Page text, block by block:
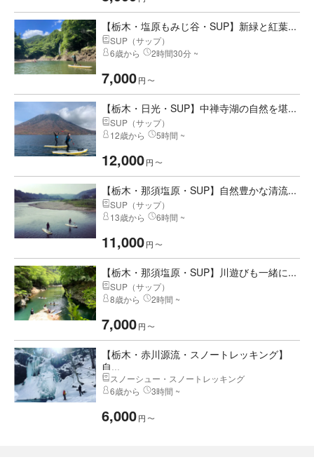
【栃木・塩原もみじ谷・SUP】新緑と紅葉...
SUP（サップ）
6歳から
2時間30分 ~
7,000円 〜
【栃木・日光・SUP】中禅寺湖の自然を堪...
SUP（サップ）
12歳から
5時間 ~
12,000円 〜
【栃木・那須塩原・SUP】自然豊かな清流...
SUP（サップ）
13歳から
6時間 ~
11,000円 〜
【栃木・那須塩原・SUP】川遊びも一緒に...
SUP（サップ）
8歳から
2時間 ~
7,000円 〜
【栃木・赤川源流・スノートレッキング】
自...
スノーシュー・スノートレッキング
6歳から
3時間 ~
6,000円 〜